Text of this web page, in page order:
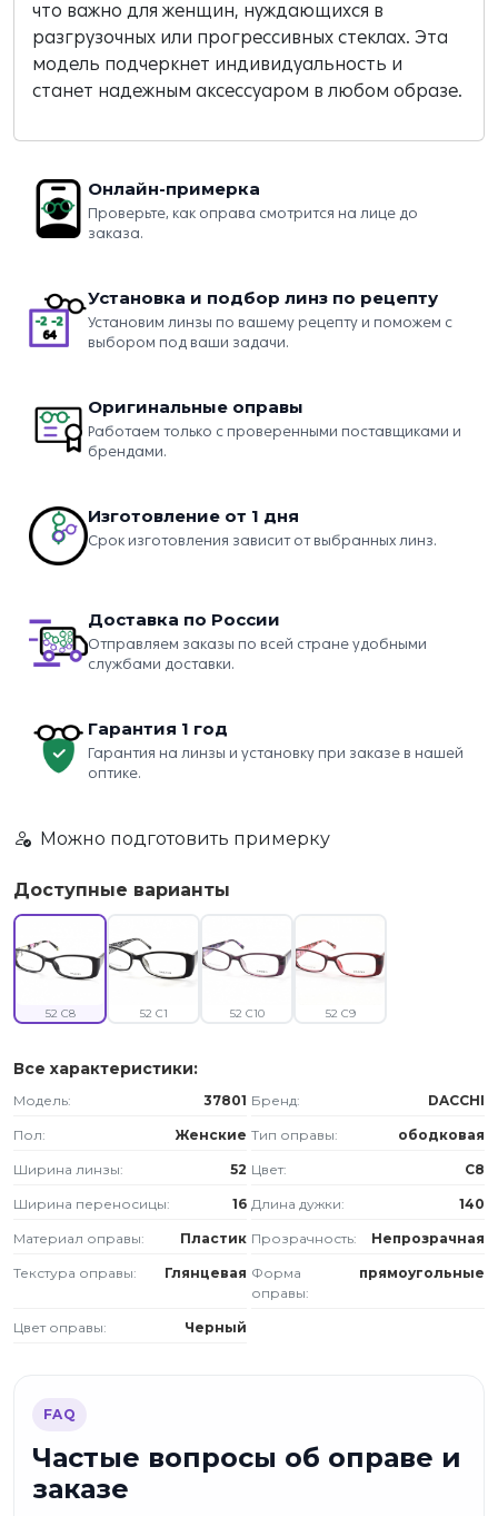
что важно для женщин, нуждающихся в
разгрузочных или прогрессивных стеклах. Эта
модель подчеркнет индивидуальность и
станет надежным аксессуаром в любом образе.
Онлайн-примерка
Проверьте, как оправа смотрится на лице до
заказа.
Установка и подбор линз по рецепту
Установим линзы по вашему рецепту и поможем с
выбором под ваши задачи.
Оригинальные оправы
Работаем только с проверенными поставщиками и
брендами.
Изготовление от 1 дня
Срок изготовления зависит от выбранных линз.
Доставка по России
Отправляем заказы по всей стране удобными
службами доставки.
Гарантия 1 год
Гарантия на линзы и установку при заказе в нашей
оптике.
Можно подготовить примерку
Доступные варианты
52 C8 52 C1 52 C10 52 C9
Все характеристики:
Модель: 37801 Бренд: DACCHI
Пол: Женские Тип оправы: ободковая
Ширина линзы: 52 Цвет: C8
Ширина переносицы: 16 Длина дужки: 140
Материал оправы: Пластик Прозрачность: Непрозрачная
Текстура оправы: Глянцевая Форма
оправы:
прямоугольные
Цвет оправы: Черный
FAQ
Частые вопросы об оправе и
заказе